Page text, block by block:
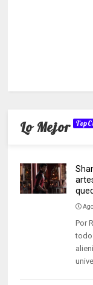
Lo Mejor
Por